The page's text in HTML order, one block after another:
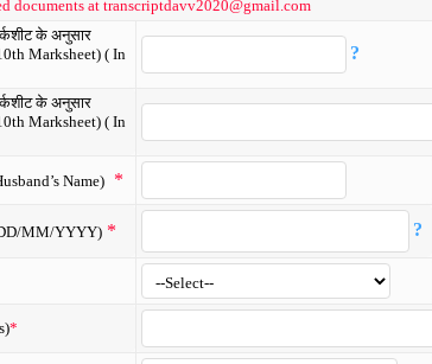
documents at transcriptdavv2020@gmail.com
के अनुसार
Marksheet) ( In
?
के अनुसार
Marksheet) ( In
Name) *
MM/YYYY) * ?
*